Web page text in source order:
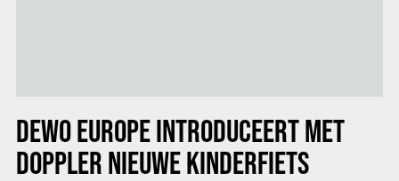
DEWO EUROPE INTRODUCEERT MET
DOPPLER NIEUWE KINDERFIETS